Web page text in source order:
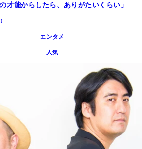
才能からしたら、ありがたいくらい」
エンタメ
人気